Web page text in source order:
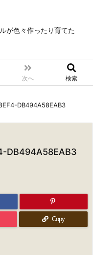
が色々作ったり育てた
次へ 検索
DB494A58EAB3
DB494A58EAB3
Copy